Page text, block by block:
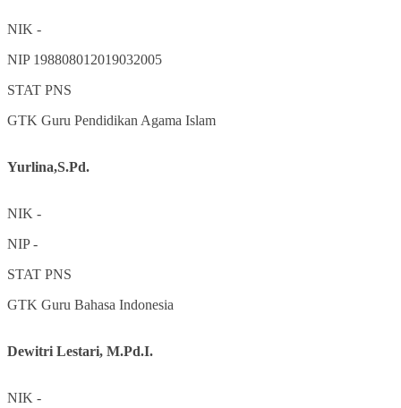
NIK -
NIP 198808012019032005
STAT PNS
GTK Guru Pendidikan Agama Islam
Yurlina,S.Pd.
NIK -
NIP-
STAT PNS
GTK Guru Bahasa Indonesia
Dewitri Lestari, M.Pd.I.
NIK -